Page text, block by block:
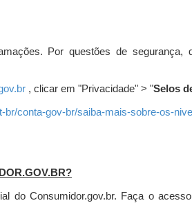
Por questões de segurança,
, clicar em "Privacidade" > "Selos
br/conta-gov-br/saiba-mais-sobre-os-
do Consumidor.gov.br. Faça o